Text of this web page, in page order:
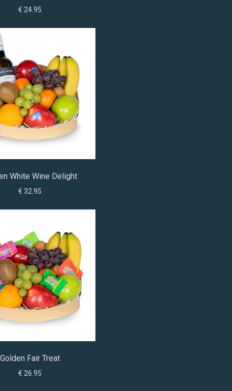
€ 24.95
White Wine Delight
€ 32.95
Golden Fair Treat
€ 26.95